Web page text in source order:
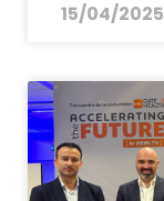
15/04/2025